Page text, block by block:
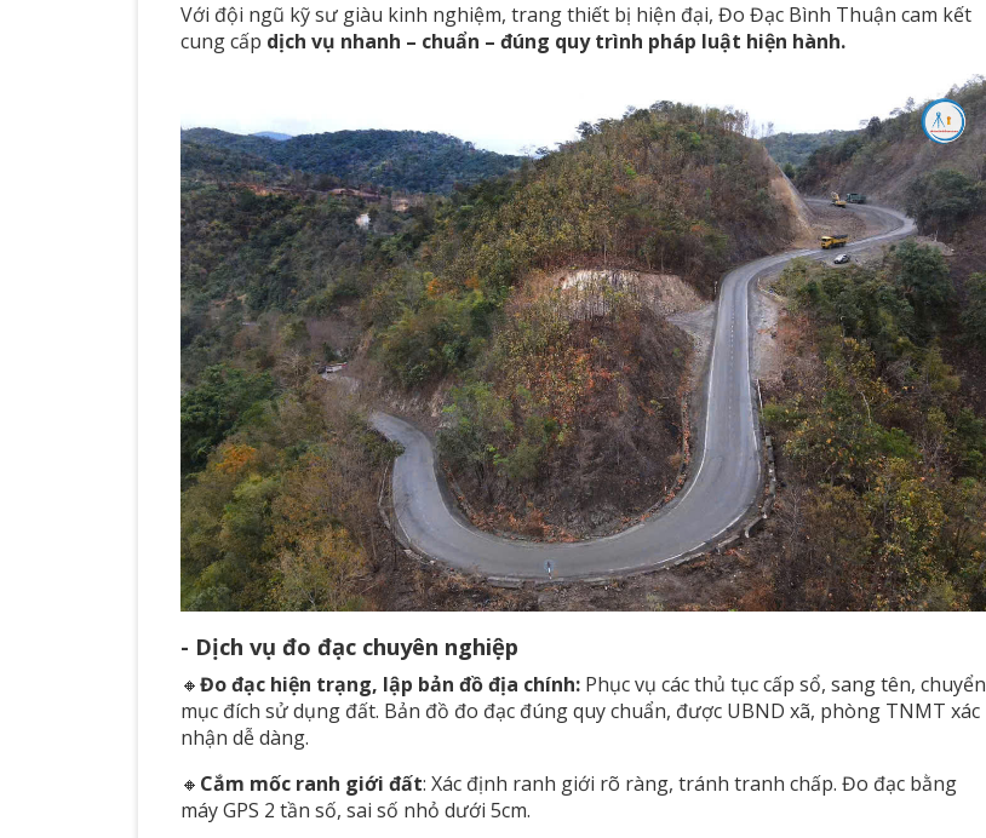
Với đội ngũ kỹ sư giàu kinh nghiệm, trang thiết bị hiện đại, Đo Đạc Bình Thuận cam kết
cung cấp dịch vụ nhanh – chuẩn – đúng quy trình pháp luật hiện hành.
- Dịch vụ đo đạc chuyên nghiệp
🔸Đo đạc hiện trạng, lập bản đồ địa chính: Phục vụ các thủ tục cấp sổ, sang tên, chuyển
mục đích sử dụng đất. Bản đồ đo đạc đúng quy chuẩn, được UBND xã, phòng TNMT xác
nhận dễ dàng.
🔸 Cắm mốc ranh giới đất: Xác định ranh giới rõ ràng, tránh tranh chấp. Đo đạc bằng
máy GPS 2 tần số, sai số nhỏ dưới 5cm.